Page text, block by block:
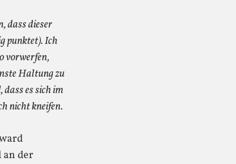
dass dieser
punktet). Ich
vorwerfen,
Haltung zu
es sich im
nicht kneifen.
an der